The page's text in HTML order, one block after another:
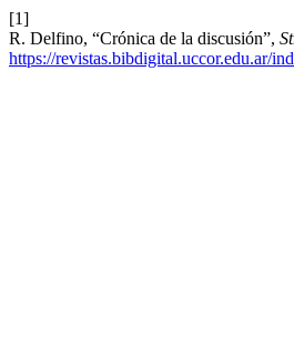
[1]
R. Delfino, “Crónica de la discusión”,
https://revistas.bibdigital.uccor.edu.ar/